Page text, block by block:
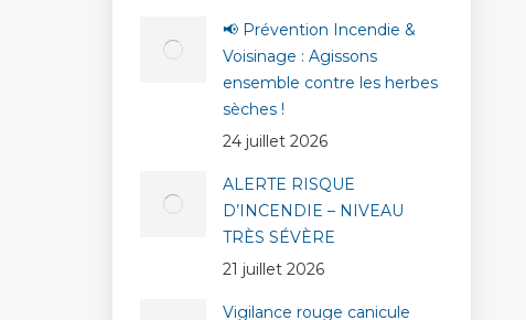
📢 Prévention Incendie &
Voisinage : Agissons
ensemble contre les herbes
sèches !
24 juillet 2026
ALERTE RISQUE
D’INCENDIE – NIVEAU
TRÈS SÉVÈRE
21 juillet 2026
Vigilance rouge canicule